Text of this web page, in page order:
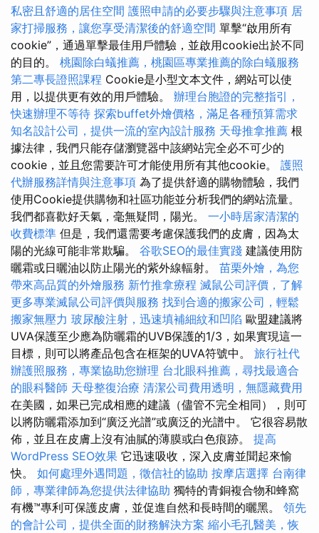
私密且舒適的居住空間 護照申請的必要步驟與注意事項 居
家打掃服務，讓您享受清潔後的舒適空間 單擊“啟用所有
cookie”，通過單擊最佳用戶體驗，並啟用cookie出於不同
的目的。 桃園除白蟻推薦，桃園區專業推薦的除白蟻服務
第二專長證照課程 Cookie是小型文本文件，網站可以使
用，以提供更有效的用戶體驗。 辦理台胞證的完整指引，
快速辦理不等待 探索buffet外燴價格，滿足各種預算需求
知名設計公司，提供一流的室內設計服務 天母推拿推薦 根
據法律，我們只能存儲瀏覽器中該網站完全必不可少的
cookie，並且您需要許可才能使用所有其他cookie。 護照
代辦服務詳情與注意事項 為了提供舒適的購物體驗，我們
使用Cookie提供購物和社區功能並分析我們的網站流量。
我們都喜歡好天氣，毫無疑問，陽光。 一小時居家清潔的
收費標準 但是，我們還需要考慮保護我們的皮膚，因為太
陽的光線可能非常欺騙。 谷歌SEO的最佳實踐 建議使用防
曬霜或日曬油以防止陽光的紫外線輻射。 苗栗外燴，為您
帶來高品質的外燴服務 新竹推拿療程 滅鼠公司評價，了解
更多專業滅鼠公司評價與服務 找到合適的搬家公司，輕鬆
搬家無壓力 玻尿酸注射，迅速填補細紋和凹陷 歐盟建議將
UVA保護至少應為防曬霜的UVB保護的1/3，如果實現這一
目標，則可以將產品包含在框架的UVA符號中。 旅行社代
辦護照服務，專業協助您辦理 台北眼科推薦，尋找最適合
的眼科醫師 天母整復治療 清潔公司費用透明，無隱藏費用
在美國，如果已完成相應的建議（儘管不完全相同），則可
以將防曬霜添加到“廣泛光譜”或廣泛的光譜中。 它很容易散
佈，並且在皮膚上沒有油膩的薄膜或白色痕跡。 提高
WordPress SEO效果 它迅速吸收，深入皮膚並聞起來愉
快。 如何處理外遇問題，徵信社的協助 按摩店選擇 台南律
師，專業律師為您提供法律協助 獨特的青銅複合物和蜂窩
有機™專利可保護皮膚，並促進自然和長時間的曬黑。 領先
的會計公司，提供全面的財務解決方案 縮小毛孔醫美，恢